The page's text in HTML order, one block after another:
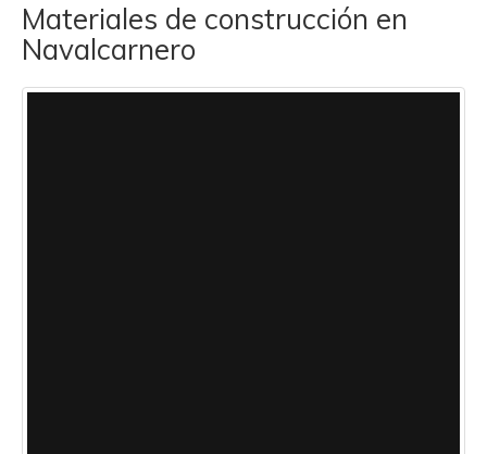
Materiales de construcción en
Navalcarnero